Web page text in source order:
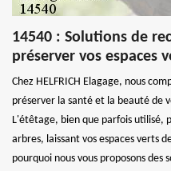
14540 : Solutions de
préserver vos espaces
Chez HELFRICH Elagage, nous
préserver la santé et la beauté de
L'étêtage, bien que parfois utilisé,
arbres, laissant vos espaces verts
pourquoi nous vous proposons des